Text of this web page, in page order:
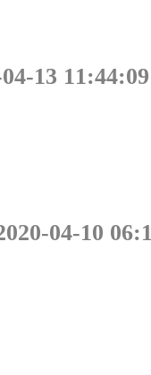
13 11:44:09
04-10